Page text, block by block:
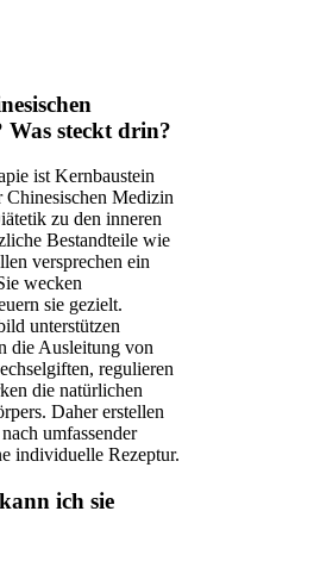
steckt drin?
ist Kernbaustein
Chinesischen Medizin
zu den inneren
Bestandteile wie
versprechen ein
wecken
sie gezielt.
unterstützen
die Ausleitung von
regulieren
die natürlichen
Daher erstellen
umfassender
individuelle Rezeptur.
ich sie